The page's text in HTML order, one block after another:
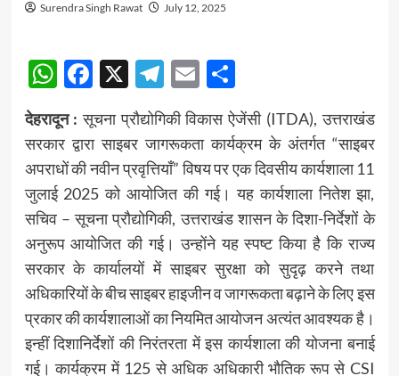
Surendra Singh Rawat July 12, 2025
WhatsApp
Facebook
X Telegram
EmailShare
देहरादून : सूचना प्रौद्योगिकी विकास ऐजेंसी (ITDA), उत्तराखंड
सरकार द्वारा साइबर जागरूकता कार्यक्रम के अंतर्गत “साइबर
अपराधों की नवीन प्रवृत्तियाँ” विषय पर एक दिवसीय कार्यशाला 11
जुलाई 2025 को आयोजित की गई। यह कार्यशाला नितेश झा,
सचिव – सूचना प्रौद्योगिकी, उत्तराखंड शासन के दिशा-निर्देशों के
अनुरूप आयोजित की गई। उन्होंने यह स्पष्ट किया है कि राज्य
सरकार के कार्यालयों में साइबर सुरक्षा को सुदृढ़ करने तथा
अधिकारियों के बीच साइबर हाइजीन व जागरूकता बढ़ाने के लिए इस
प्रकार की कार्यशालाओं का नियमित आयोजन अत्यंत आवश्यक है।
इन्हीं दिशानिर्देशों की निरंतरता में इस कार्यशाला की योजना बनाई
गई। कार्यक्रम में 125 से अधिक अधिकारी भौतिक रूप से CSI